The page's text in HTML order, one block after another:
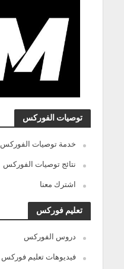
توصيات الفوركس
خدمة توصيات الفوركس
نتائج توصيات الفوركس
اشترك معنا
تعليم فوركس
دروس الفوركس
فيديوهات تعليم فوركس